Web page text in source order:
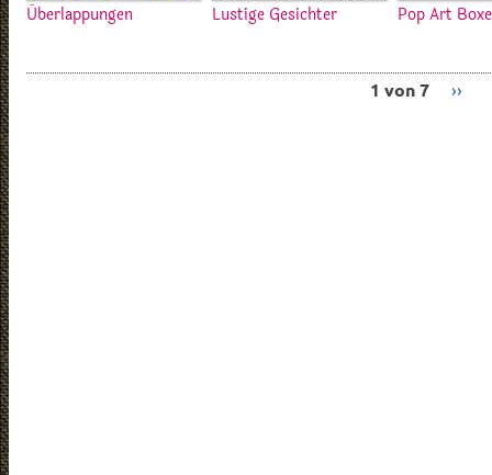
Überlappungen Lustige Gesichter Pop Art
1 von 7 ››